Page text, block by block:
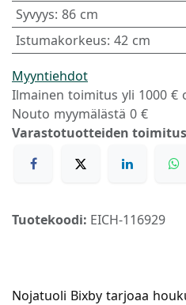
Syvyys: 86 cm
Istumakorkeus: 42 cm
Myyntiehdot
Ilmainen toimitus yli 1000 €
Nouto myymälästä 0 €
Varastotuotteiden
Tuotekoodi: EICH-116929
Nojatuoli Bixby tarjoaa